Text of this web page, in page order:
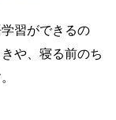
習ができるの
や、寝る前のち